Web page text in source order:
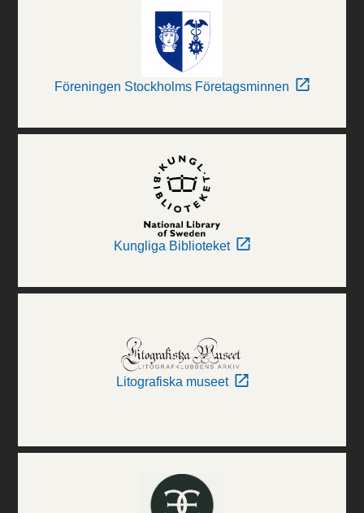
Föreningen Stockholms Företagsminnen
Kungliga Biblioteket
Litografiska museet